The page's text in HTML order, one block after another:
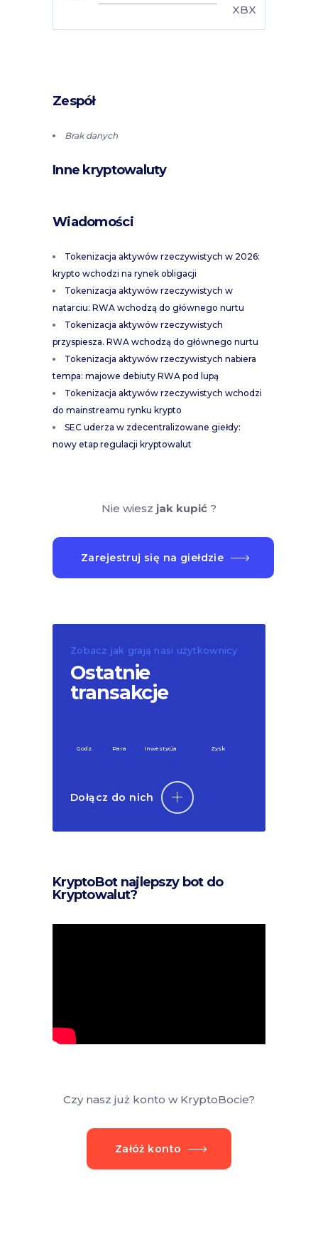
XBX
Zespół
Brak danych
Inne kryptowaluty
Wiadomości
Tokenizacja aktywów rzeczywistych w 2026:
krypto wchodzi na rynek obligacji
Tokenizacja aktywów rzeczywistych w
natarciu: RWA wchodzą do głównego nurtu
Tokenizacja aktywów rzeczywistych
przyspiesza. RWA wchodzą do głównego nurtu
Tokenizacja aktywów rzeczywistych nabiera
tempa: majowe debiuty RWA pod lupą
Tokenizacja aktywów rzeczywistych wchodzi
do mainstreamu rynku krypto
SEC uderza w zdecentralizowane giełdy:
nowy etap regulacji kryptowalut
Nie wiesz jak kupić?
Zarejestruj się na giełdzie
Zobacz jak grają nasi użytkownicy
Ostatnie
transakcje
Godz. Para Inwestycja Zysk
Dołącz do nich
KryptoBot najlepszy bot do
Kryptowalut?
Czy nasz już konto w KryptoBocie?
Załóż konto